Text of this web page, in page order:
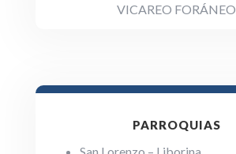
VICAREO FORÁNEO
PARROQUIAS